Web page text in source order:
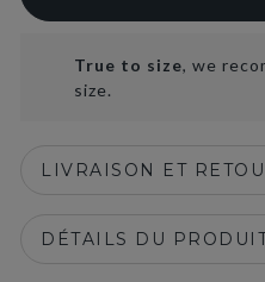
True to size, we
size.
LIVRAISON ET
DÉTAILS DU